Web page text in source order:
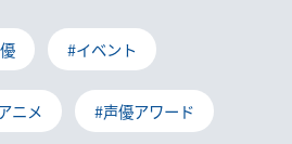
#イベント
ニメ #声優アワード